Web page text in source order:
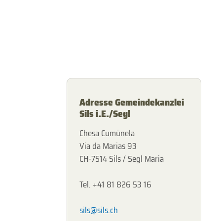
Adresse Gemeindekanzlei
Sils i.E./Segl
Chesa Cumünela
Via da Marias 93
CH-7514 Sils / Segl Maria
Tel. +41 81 826 53 16
sils@sils.ch